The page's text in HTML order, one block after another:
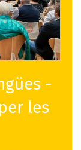
-
les